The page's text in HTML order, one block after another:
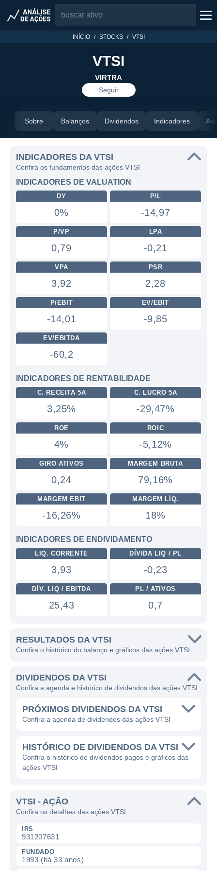
INÍCIO STOCKS VTSI
VTSI
VIRTRA
Seguir
Sobre Balanços Dividendos Indicadores
INDICADORES DA VTSI
Confira os fundamentos das ações VTSI
INDICADORES DE VALUATION
DY
0%
P/L
-14,97
P/VP
0,79
LPA
-0,21
VPA
3,92
PSR
2,28
P/EBIT
-14,01
EV/EBIT
-9,85
EV/EBITDA
-60,2
INDICADORES DE RENTABILIDADE
C. RECEITA 5A
3,25%
C. LUCRO 5A
-29,47%
ROE
4%
ROIC
-5,12%
GIRO ATIVOS
0,24
MARGEM BRUTA
79,16%
MARGEM EBIT
-16,26%
MARGEM LÍQ.
18%
INDICADORES DE ENDIVIDAMENTO
LIQ. CORRENTE
3,93
DÍVIDA LIQ / PL
-0,23
DÍV. LIQ / EBITDA
25,43
PL / ATIVOS
0,7
RESULTADOS DA VTSI
Confira o histórico do balanço e gráficos das ações VTSI
DIVIDENDOS DA VTSI
Confira a agenda e histórico de dividendos das ações VTSI
PRÓXIMOS DIVIDENDOS DA VTSI
Confira a agenda de dividendos das ações VTSI
HISTÓRICO DE DIVIDENDOS DA VTSI
Confira o histórico de dividendos pagos e gráficos das
ações VTSI
VTSI - AÇÃO
Confira os detalhes das ações VTSI
IRS
931207631
FUNDADO
1993 (há 33 anos)